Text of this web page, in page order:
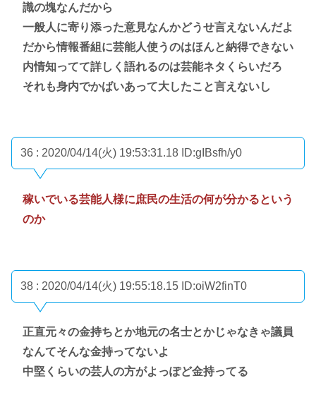
識の塊なんだから
一般人に寄り添った意見なんかどうせ言えないんだよ
だから情報番組に芸能人使うのはほんと納得できない
内情知ってて詳しく語れるのは芸能ネタくらいだろ
それも身内でかばいあって大したこと言えないし
36 : 2020/04/14(火) 19:53:31.18 ID:gIBsfh/y0
稼いでいる芸能人様に庶民の生活の何が分かるという
のか
38 : 2020/04/14(火) 19:55:18.15 ID:oiW2finT0
正直元々の金持ちとか地元の名士とかじゃなきゃ議員
なんてそんな金持ってないよ
中堅くらいの芸人の方がよっぽど金持ってる